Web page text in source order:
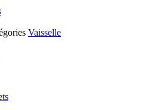
Vaisselle